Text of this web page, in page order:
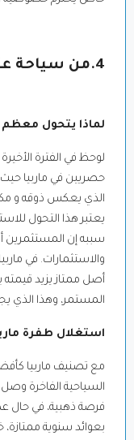
4.من سياحة عابرة إلى استثمار عقاري :
لماذا يتحول معظم
لوحظ في الفترة
حصريين في ماربيا
الذي يعكس ذوقه و
يعتبر هذا التحول
سببه إن المستثمرين
والاستثمارات. في
أصل ممتاز يزيد
المستمر، وهذا الذي
استغلال طفرة
السياحية الفاخرة وصل
فرصة ذهبية، في حال
بعوائد سنوية